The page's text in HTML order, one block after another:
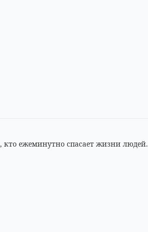
кто ежеминутно спасает жизни людей.